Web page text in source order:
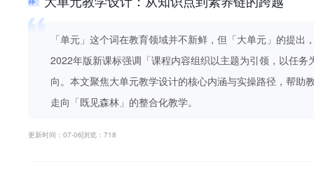
「单元」这个词在教育领域并不新鲜，但「大单元」的提出
2022年版新课标强调「课程内容组织以主题为引领，以任务
向。本文聚焦大单元教学设计的核心内涵与实操路径，帮助
走向「既见森林」的整合化教学。
更新时间：07-06浏览：718